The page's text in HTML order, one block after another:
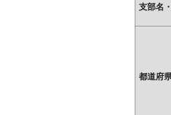
支部名
都道府